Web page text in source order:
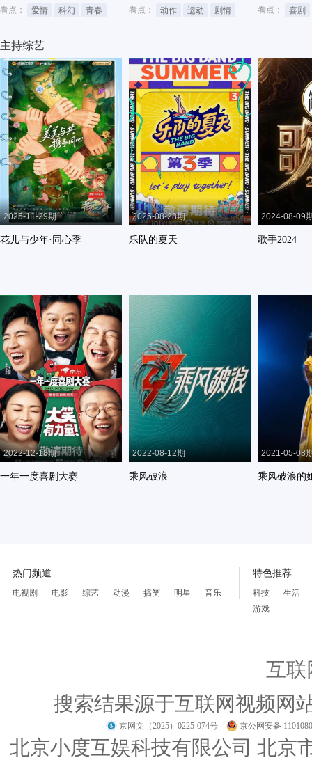
看点：
爱情 科幻 青春
看点：
动作 运动 剧情
看点：
喜剧
主持综艺
2025-11-29期
花儿与少年·同心季
2025-08-28期
乐队的夏天
2024-08-09
歌手2024
2022-12-18期
一年一度喜剧大赛
2022-08-12期
乘风破浪
2021-05-08
乘风破浪的
热门频道
电视剧 电影 综艺 动漫 搞笑 明星 音乐
特色推荐
科技
生活
游戏
互联
搜索结果源于互联网视频网
京网文（2025）0225-074号 京公网安备
北京小度互娱科技有限公司 北京